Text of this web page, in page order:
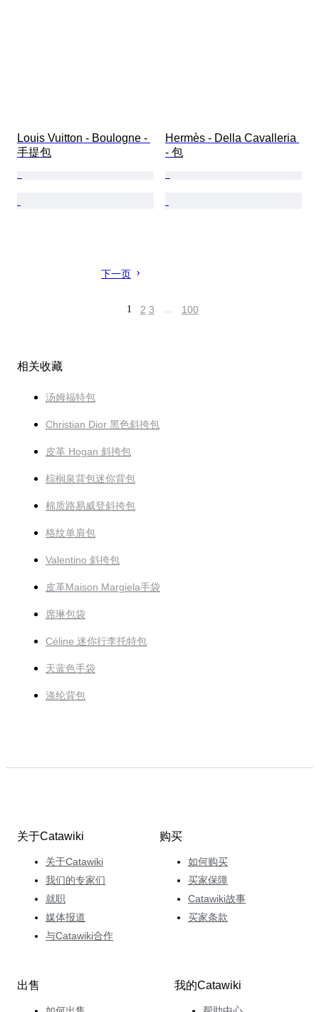
Louis Vuitton - Boulogne -
手提包
Hermès - Della Cavalleria
- 包
下一页
1 2 3 … 100
相关收藏
汤姆福特包
Christian Dior 黑色斜挎包
皮革 Hogan 斜挎包
棕榈泉背包迷你背包
棉质路易威登斜挎包
格纹单肩包
Valentino 斜挎包
皮革Maison Margiela手袋
席琳包袋
Céline 迷你行李托特包
天蓝色手袋
涤纶背包
关于Catawiki
关于Catawiki
我们的专家们
就职
媒体报道
与Catawiki合作
购买
如何购买
买家保障
Catawiki故事
买家条款
出售 我的Catawiki